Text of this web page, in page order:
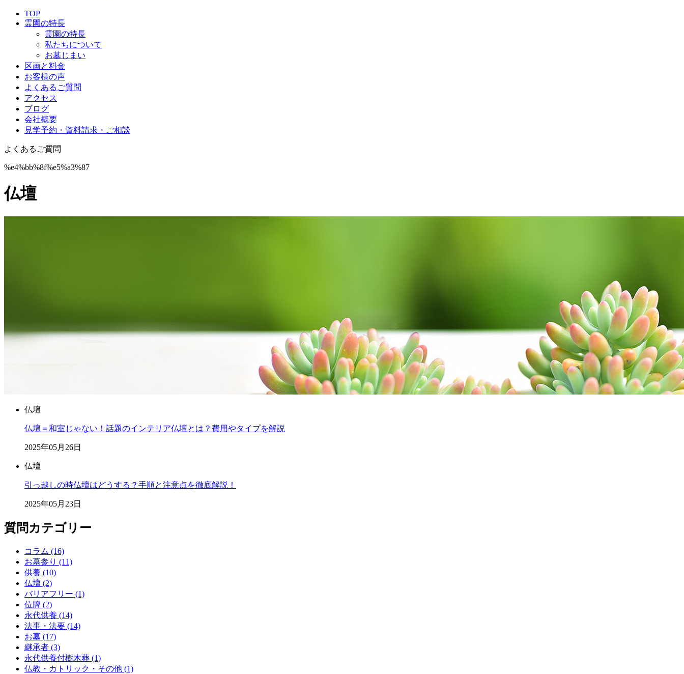
TOP
霊園の特長
霊園の特長
私たちについて
お墓じまい
区画と料金
お客様の声
よくあるご質問
アクセス
ブログ
会社概要
見学予約・資料請求・ご相談
よくあるご質問
%e4%bb%8f%e5%a3%87
仏壇
仏壇
仏壇＝和室じゃない！話題のインテリア仏壇とは？費用やタイプを解説
2025年05月26日
仏壇
引っ越しの時仏壇はどうする？手順と注意点を徹底解説！
2025年05月23日
質問カテゴリー
コラム (16)
お墓参り (11)
供養 (10)
仏壇 (2)
バリアフリー (1)
位牌 (2)
永代供養 (14)
法事・法要 (14)
お墓 (17)
継承者 (3)
永代供養付樹木葬 (1)
仏教・カトリック・その他 (1)